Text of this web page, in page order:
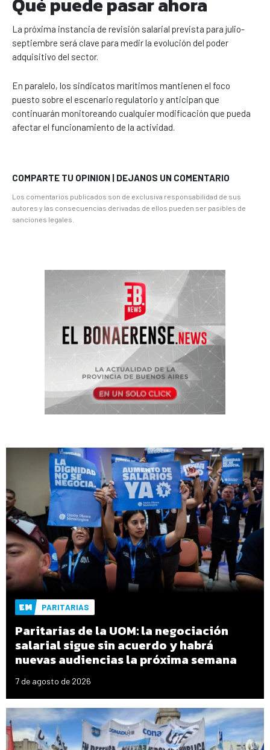
La próxima instancia de revisión salarial prevista para julio-
septiembre será clave para medir la evolución del poder
adquisitivo del sector.
En paralelo, los sindicatos marítimos mantienen el foco
puesto sobre el escenario regulatorio y anticipan que
continuarán monitoreando cualquier modificación que pueda
afectar el funcionamiento de la actividad.
COMPARTE TU OPINION | DEJANOS UN COMENTARIO
Los comentarios publicados son de exclusiva responsabilidad de sus
autores y las consecuencias derivadas de ellos pueden ser pasibles de
sanciones legales.
PARITARIAS
Paritarias de la UOM: la negociación
salarial sigue sin acuerdo y habrá
nuevas audiencias la próxima semana
7 de agosto de 2026